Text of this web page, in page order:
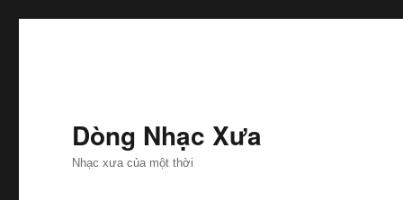
Dòng Nhạc Xưa
Nhạc xưa của một thời